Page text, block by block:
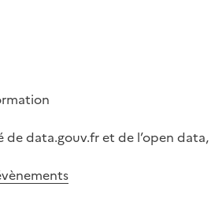
de data.gouv.fr et de l’open